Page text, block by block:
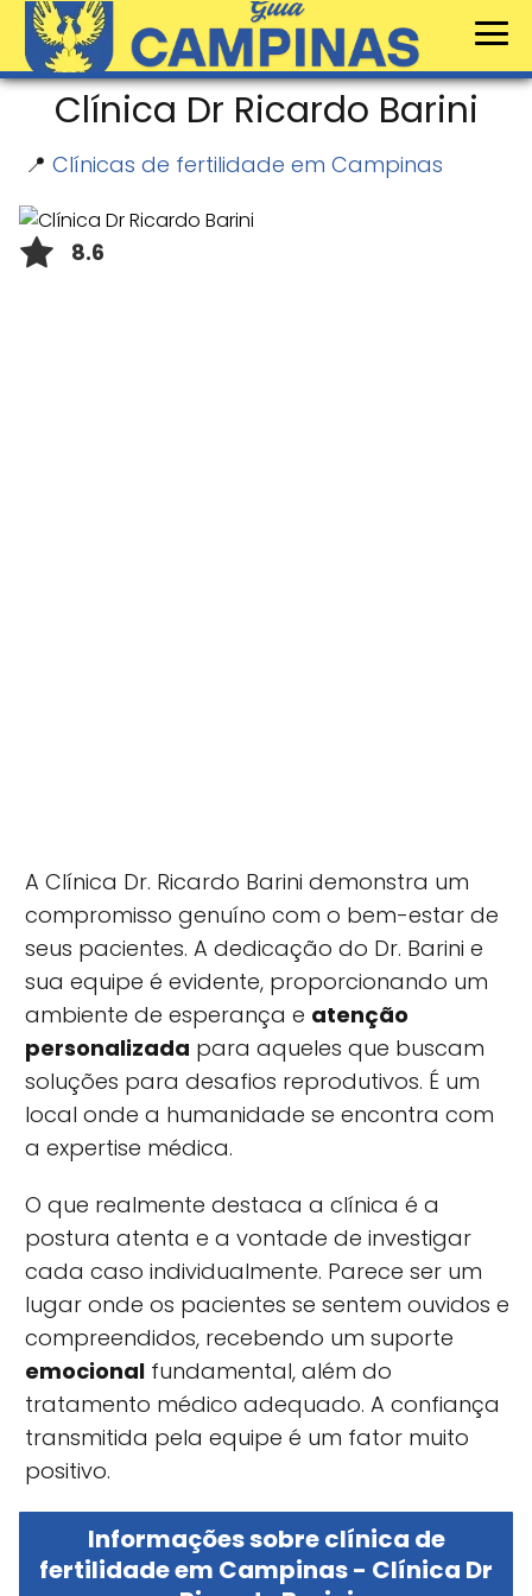
Clínica Dr Ricardo Barini
📍 Clínicas de fertilidade em Campinas
8.6
A Clínica Dr. Ricardo Barini demonstra um
compromisso genuíno com o bem-estar de
seus pacientes. A dedicação do Dr. Barini e
sua equipe é evidente, proporcionando um
ambiente de esperança e atenção
personalizada para aqueles que buscam
soluções para desafios reprodutivos. É um
local onde a humanidade se encontra com
a expertise médica.
O que realmente destaca a clínica é a
postura atenta e a vontade de investigar
cada caso individualmente. Parece ser um
lugar onde os pacientes se sentem ouvidos e
compreendidos, recebendo um suporte
emocional fundamental, além do
tratamento médico adequado. A confiança
transmitida pela equipe é um fator muito
positivo.
Informações sobre clínica de
fertilidade em Campinas - Clínica Dr